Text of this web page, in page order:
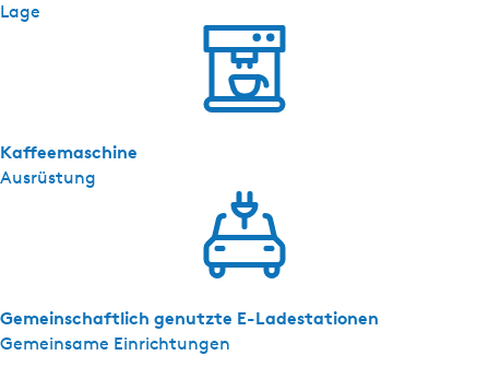
Lage
Ausrüstung
Kaffeemaschine
Gemeinsame Einrichtungen
Gemeinschaftlich genutzte E-Ladestationen